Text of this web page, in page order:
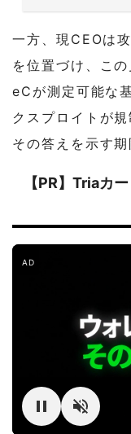
一方、現CEOは
を位置づけ、こ
eCが測定可能な
クスプロイトが
その答えを示す
【PR】Triaカ
AD